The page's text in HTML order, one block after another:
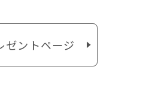
ゼントページ